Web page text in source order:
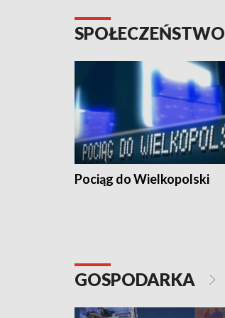
SPOŁECZEŃSTWO
Pociąg do Wielkopolski
GOSPODARKA